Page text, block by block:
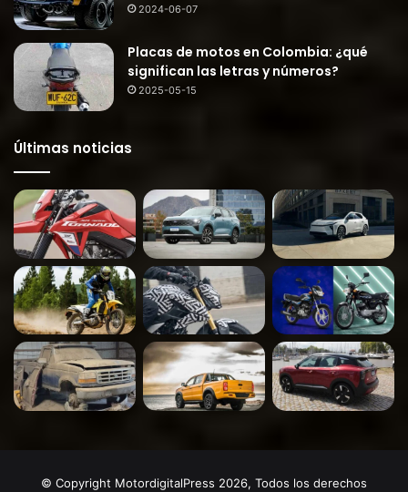
2024-06-07
Placas de motos en Colombia: ¿qué
significan las letras y números?
2025-05-15
Últimas noticias
© Copyright MotordigitalPress 2026, Todos los derechos